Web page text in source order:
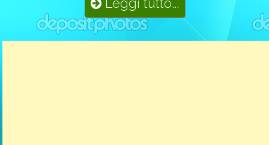
Leggi tutto...